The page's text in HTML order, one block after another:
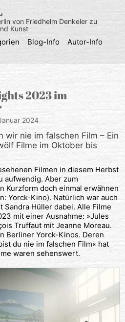
von Friedhelm Denkeler zu
Kunst
Blog-Info
Autor-Info
2023 im
2024
wir nie im falschen Film – Ein
Filme im Oktober bis
Filmen in diesem Herbst
aufwendig. Aber zum
Kurzform doch einmal erwähnen
Yorck-Kino). Natürlich war auch
Sandra Hüller dabei. Alle Filme
mit einer Ausnahme: »Jules
Truffaut mit Jeanne Moreau.
Berliner Yorck-Kinos. Deren
du nie im falschen Film« hat
waren sehenswert.